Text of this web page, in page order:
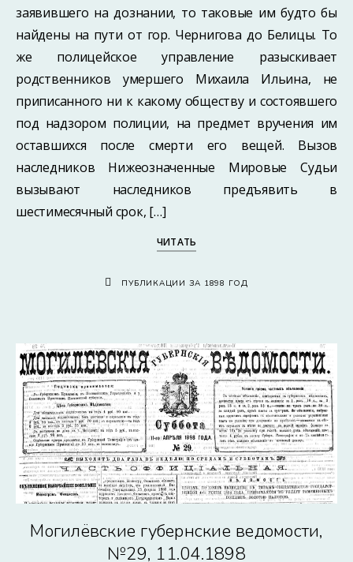
заявившего на дознании, то таковые им будто бы
найдены на пути от гор. Чернигова до Белицы. То
же полицейское управление разыскивает
родственников умершего Михаила Ильина, не
приписанного ни к какому обществу и состоявшего
под надзором полиции, на предмет вручения им
оставшихся после смерти его вещей. Вызов
наследников Нижеозначенные Мировые Судьи
вызывают наследников предъявить в
шестимесячный срок, […]
ЧИТАТЬ
ПУБЛИКАЦИИ ЗА 1898 ГОД
Могилёвские губернские ведомости,
№29, 11.04.1898